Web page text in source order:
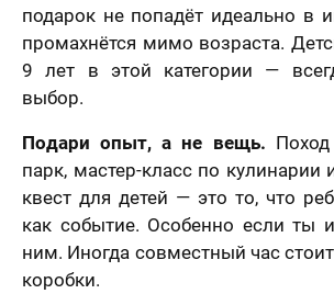
подарок не попадёт идеально в
промахнётся мимо возраста.
9 лет в этой категории —
выбор.
Подари опыт, а не вещь.
парк, мастер-класс по кулинарии
квест для детей — это то, что
как событие. Особенно если ты
ним. Иногда совместный час
коробки.